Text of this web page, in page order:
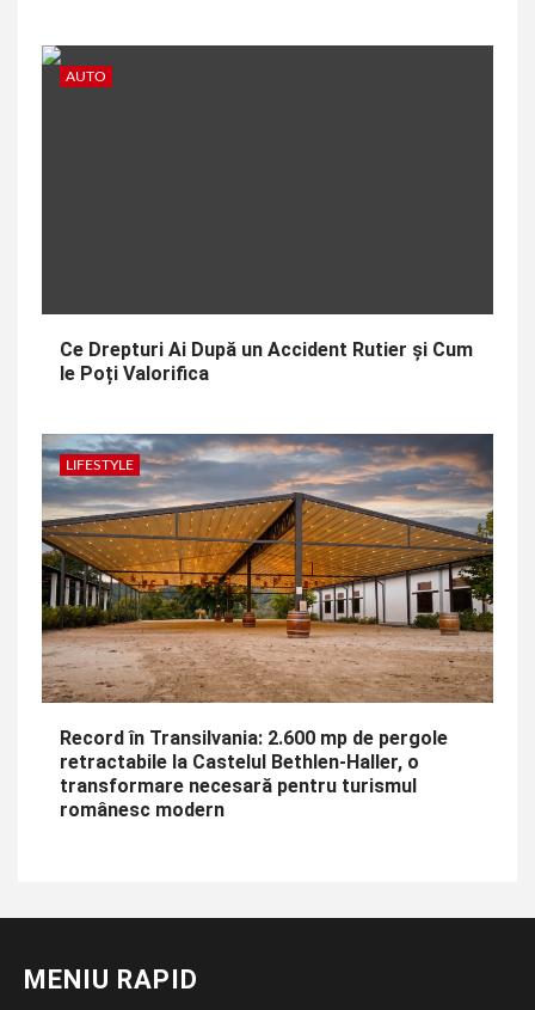
AUTO
Ce Drepturi Ai După un Accident Rutier și Cum
le Poți Valorifica
LIFESTYLE
Record în Transilvania: 2.600 mp de pergole
retractabile la Castelul Bethlen-Haller, o
transformare necesară pentru turismul
românesc modern
MENIU RAPID